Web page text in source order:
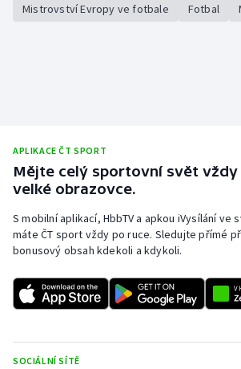
Mistrovství Evropy ve fotbale Fotbal
APLIKACE ČT SPORT
Mějte celý sportovní svět vždy
velké obrazovce.
S mobilní aplikací, HbbTV a apkou iVysílání ve
máte ČT sport vždy po ruce. Sledujte přímé
bonusový obsah kdekoli a kdykoli.
SOCIÁLNÍ SÍTĚ